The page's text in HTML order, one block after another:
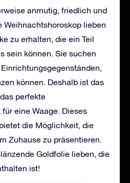
anmutig, friedlich und
Weihnachtshoroskop lieben
zu erhalten, die ein Teil
sein können. Sie suchen
können. Deshalb ist das
perfekte
eine Waage. Dieses
die Möglichkeit, die
Zuhause zu präsentieren.
Goldfolie lieben, die
ist!